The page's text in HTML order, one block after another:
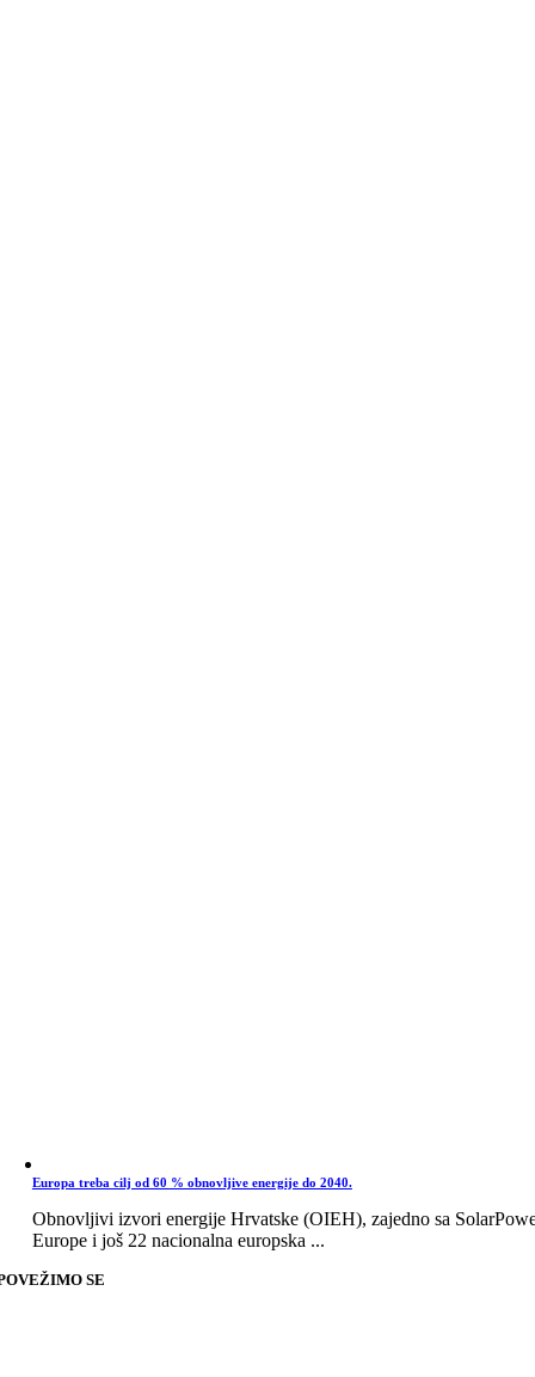
Europa treba cilj od 60 % obnovljive energije do 2040.
Obnovljivi izvori energije Hrvatske (OIEH), zajedno sa
Europe i još 22 nacionalna europska ...
SE